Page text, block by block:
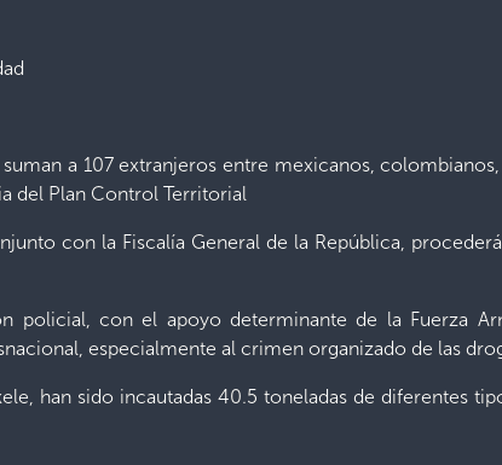
a 107 extranjeros entre mexicanos,
del Plan Control Territorial
con la Fiscalía General de la República,
policial, con el apoyo determinante de la Fuerza
especialmente al crimen organizado de las
han sido incautadas 40.5 toneladas de diferentes